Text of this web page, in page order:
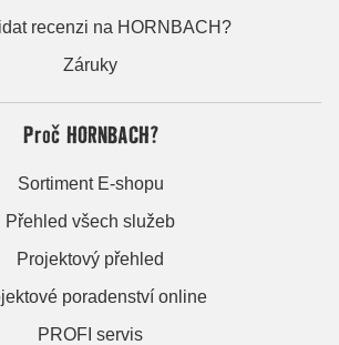
recenzi na HORNBACH?
Záruky
Proč HORNBACH?
Sortiment E-shopu
Přehled všech služeb
Projektový přehled
poradenství online
PROFI servis